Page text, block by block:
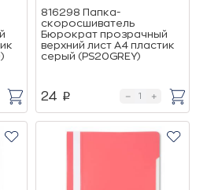
816298 Папка-
скоросшиватель
Бюрократ прозрачный
верхний лист А4 пластик
серый (PS20GREY)
24 p